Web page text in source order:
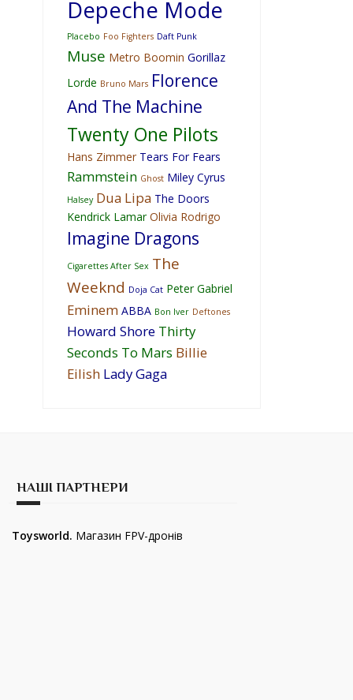
Depeche Mode
Placebo Foo Fighters Daft Punk
Muse Metro Boomin Gorillaz
Lorde Bruno Mars Florence
And The Machine
Twenty One Pilots
Hans Zimmer Tears For Fears
Rammstein Ghost Miley Cyrus
Halsey Dua Lipa The Doors
Kendrick Lamar Olivia Rodrigo
Imagine Dragons
Cigarettes After Sex The
Weeknd Doja Cat Peter Gabriel
Eminem ABBA Bon Iver Deftones
Howard Shore Thirty
Seconds To Mars Billie
Eilish Lady Gaga
НАШІ ПАРТНЕРИ
Toysworld. Магазин FPV-дронів